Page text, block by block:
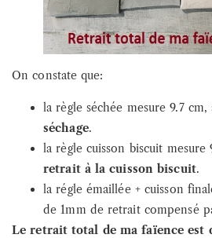
On constate que:
la règle séchée mesure 9.7 cm,
séchage.
la règle cuisson biscuit
retrait à la cuisson biscuit.
la régle émaillée + cuisson
de 1mm de retrait compensé
Le retrait total de ma faïence est